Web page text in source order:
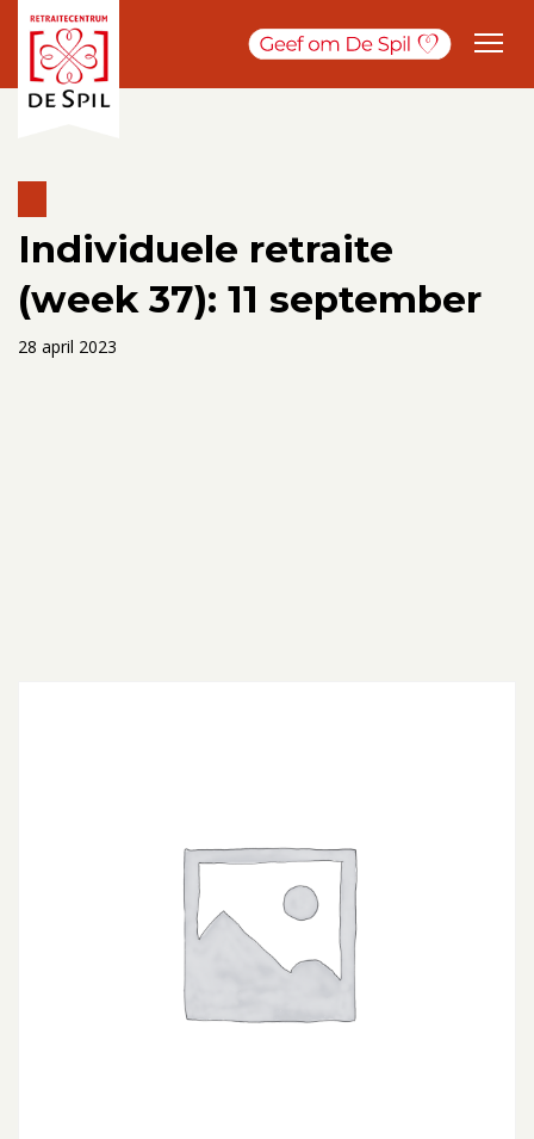
Individuele retraite
(week 37): 11 september
28 april 2023